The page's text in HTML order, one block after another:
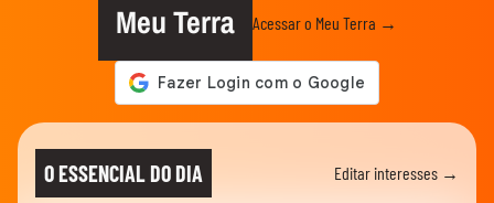
Meu Terra Acessar o Meu Terra →
O ESSENCIAL DO DIA Editar interesses →